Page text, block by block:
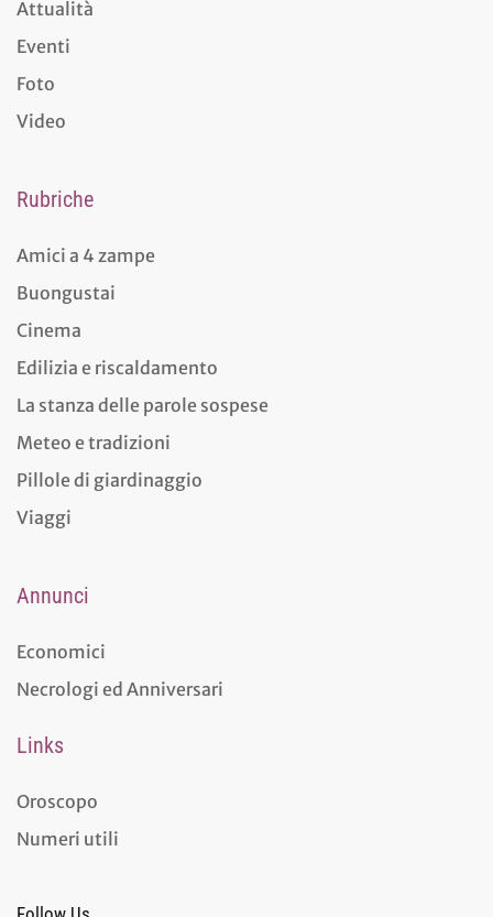
Attualità
Eventi
Foto
Video
Rubriche
Amici a 4 zampe
Buongustai
Cinema
Edilizia e riscaldamento
La stanza delle parole sospese
Meteo e tradizioni
Pillole di giardinaggio
Viaggi
Annunci
Economici
Necrologi ed Anniversari
Links
Oroscopo
Numeri utili